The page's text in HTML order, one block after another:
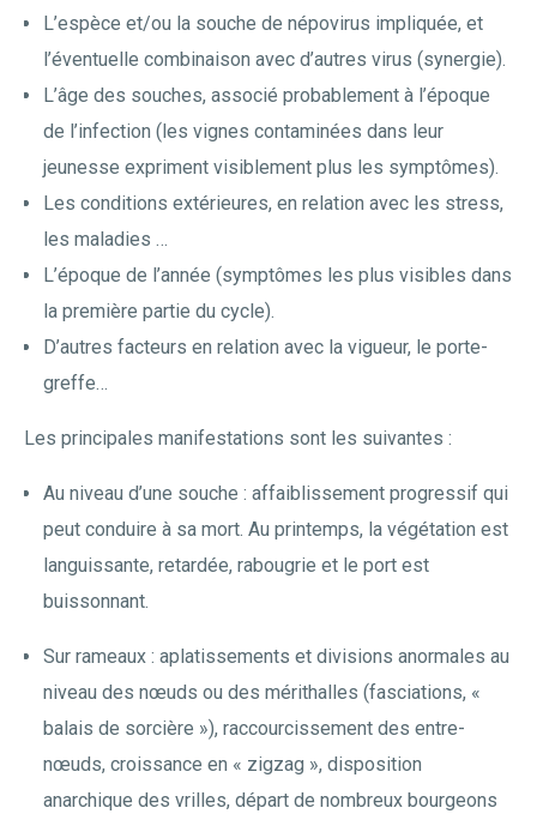
L’espèce et/ou la souche de népovirus impliquée, et
l’éventuelle combinaison avec d’autres virus (synergie).
L’âge des souches, associé probablement à l’époque
de l’infection (les vignes contaminées dans leur
jeunesse expriment visiblement plus les symptômes).
Les conditions extérieures, en relation avec les stress,
les maladies …
L’époque de l’année (symptômes les plus visibles dans
la première partie du cycle).
D’autres facteurs en relation avec la vigueur, le porte-
greffe…
Les principales manifestations sont les suivantes :
Au niveau d’une souche : affaiblissement progressif qui
peut conduire à sa mort. Au printemps, la végétation est
languissante, retardée, rabougrie et le port est
buissonnant.
Sur rameaux : aplatissements et divisions anormales au
niveau des nœuds ou des mérithalles (fasciations, «
balais de sorcière »), raccourcissement des entre-
nœuds, croissance en « zigzag », disposition
anarchique des vrilles, départ de nombreux bourgeons